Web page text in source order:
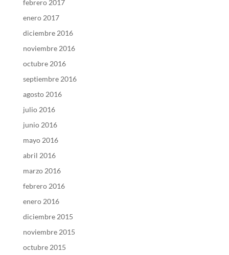
febrero 2017
enero 2017
diciembre 2016
noviembre 2016
octubre 2016
septiembre 2016
agosto 2016
julio 2016
junio 2016
mayo 2016
abril 2016
marzo 2016
febrero 2016
enero 2016
diciembre 2015
noviembre 2015
octubre 2015